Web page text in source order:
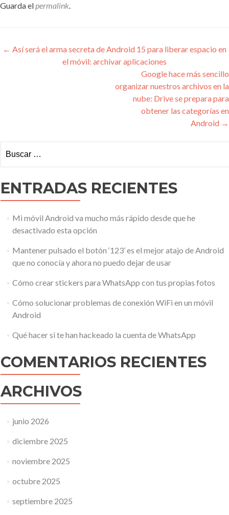
Guarda elpermalink.
Navegación
← Así será el arma secreta de Android 15 para liberar espacio en
el móvil: archivar aplicaciones
Google hace más sencillo
organizar nuestros archivos en la
nube: Drive se prepara para
obtener las categorías en
Android →
ENTRADAS RECIENTES
Mi móvil Android va mucho más rápido desde que he
desactivado esta opción
Mantener pulsado el botón ‘123’ es el mejor atajo de Android
que no conocía y ahora no puedo dejar de usar
Cómo crear stickers para WhatsApp con tus propias fotos
Cómo solucionar problemas de conexión WiFi en un móvil
Android
Qué hacer si te han hackeado la cuenta de WhatsApp
COMENTARIOS RECIENTES
ARCHIVOS
junio 2026
diciembre 2025
noviembre 2025
octubre 2025
septiembre 2025